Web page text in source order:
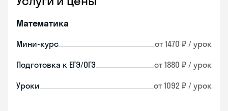
Математика
Мини-курс от 1470 ₽ / урок
Подготовка к ЕГЭ/ОГЭ от 1880 ₽ / урок
Уроки от 1092 ₽ / урок